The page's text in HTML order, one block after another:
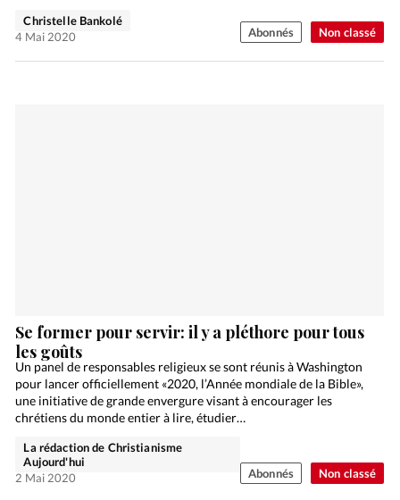
Non classé
Christelle Bankolé
4 Mai 2020
Abonnés
Non classé
Se former pour servir: il y a pléthore pour tous
les goûts
Un panel de responsables religieux se sont réunis à Washington
pour lancer officiellement «2020, l’Année mondiale de la Bible»,
une initiative de grande envergure visant à encourager les
chrétiens du monde entier à lire, étudier…
La rédaction de Christianisme
Aujourd'hui
2 Mai 2020
Abonnés